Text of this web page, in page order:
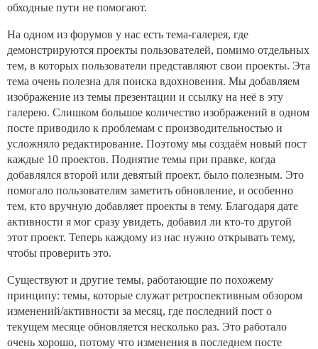
обходные пути не помогают.
На одном из форумов у нас есть тема-галерея, где
демонстрируются проекты пользователей, помимо отдельных
тем, в которых пользователи представляют свои проекты. Эта
тема очень полезна для поиска вдохновения. Мы добавляем
изображение из темы презентации и ссылку на неё в эту
галерею. Слишком большое количество изображений в одном
посте приводило к проблемам с производительностью и
усложняло редактирование. Поэтому мы создаём новый пост
каждые 10 проектов. Поднятие темы при правке, когда
добавлялся второй или девятый проект, было полезным. Это
помогало пользователям заметить обновление, и особенно
тем, кто вручную добавляет проекты в тему. Благодаря дате
активности я мог сразу увидеть, добавил ли кто-то другой
этот проект. Теперь каждому из нас нужно открывать тему,
чтобы проверить это.
Существуют и другие темы, работающие по похожему
принципу: темы, которые служат ретроспективным обзором
изменений/активности за месяц, где последний пост о
текущем месяце обновляется несколько раз. Это работало
очень хорошо, потому что изменения в последнем посте